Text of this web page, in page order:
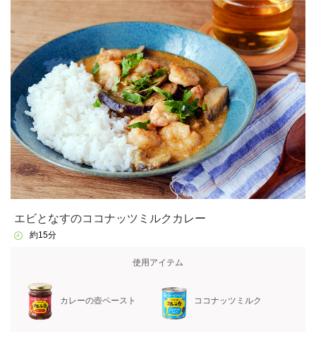
エビとなすのココナッツミルクカレー
約15分
使用アイテム
カレーの壺ペースト ココナッツミルク